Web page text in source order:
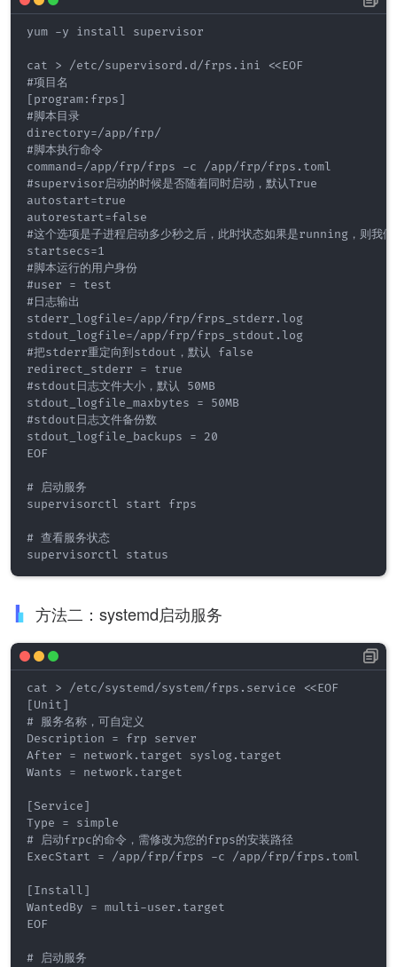
yum -y install supervisor
cat > /etc/supervisord.d/frps.ini <<EOF
#项目名
[program:frps]
#脚本目录
directory=/app/frp/
#脚本执行命令
command=/app/frp/frps -c /app/frp/frps.toml
#supervisor启动的时候是否随着同时启动，默认True
autostart=true
autorestart=false
#这个选项是子进程启动多少秒之后，此时状态如果是running，则我
startsecs=1
#脚本运行的用户身份
#user = test
#日志输出
stderr_logfile=/app/frp/frps_stderr.log
stdout_logfile=/app/frp/frps_stdout.log
#把stderr重定向到stdout，默认 false
redirect_stderr = true
#stdout日志文件大小，默认 50MB
stdout_logfile_maxbytes = 50MB
#stdout日志文件备份数
stdout_logfile_backups = 20
EOF
# 启动服务
supervisorctl start frps
# 查看服务状态
supervisorctl status
方法二：systemd启动服务
cat > /etc/systemd/system/frps.service <<EOF
[Unit]
# 服务名称，可自定义
Description = frp server
After = network.target syslog.target
Wants = network.target
[Service]
Type = simple
# 启动frpc的命令，需修改为您的frps的安装路径
ExecStart = /app/frp/frps -c /app/frp/frps.toml
[Install]
WantedBy = multi-user.target
EOF
# 启动服务